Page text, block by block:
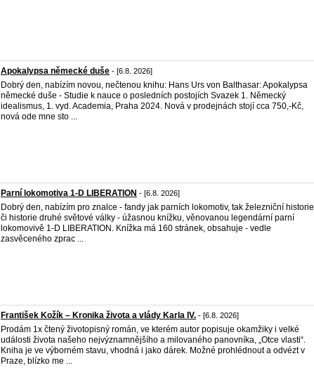
Apokalypsa německé duše - [6.8. 2026]
Dobrý den, nabízím novou, nečtenou knihu: Hans Urs von Balthasar: Apokalypsa
německé duše - Studie k nauce o posledních postojích Svazek 1. Německý
idealismus, 1. vyd. Academia, Praha 2024. Nová v prodejnách stojí cca 750,-Kč,
nová ode mne sto ...
Parní lokomotiva 1-D LIBERATION - [6.8. 2026]
Dobrý den, nabízím pro znalce - fandy jak parních lokomotiv, tak železniční historie
či historie druhé světové války - úžasnou knížku, věnovanou legendární parní
lokomovivě 1-D LIBERATION. Knížka má 160 stránek, obsahuje - vedle
zasvěceného zprac ...
František Kožík – Kronika života a vlády Karla IV. - [6.8. 2026]
Prodám 1x čtený životopisný román, ve kterém autor popisuje okamžiky i velké
události života našeho nejvýznamnějšího a milovaného panovníka, „Otce vlasti“.
Kniha je ve výborném stavu, vhodná i jako dárek. Možné prohlédnout a odvézt v
Praze, blízko me ...